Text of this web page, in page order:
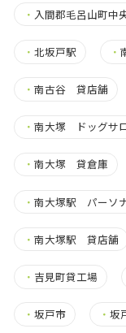
・ 入間郡毛呂山町中
・ 北坂戸駅 ・
・ 南古谷 貸店舗
・ 南大塚 ドッグサ
・ 南大塚 貸倉庫
・ 南大塚駅 パーソ
・ 南大塚駅 貸店舗
・ 吉見町貸工場
・ 坂戸市 ・坂